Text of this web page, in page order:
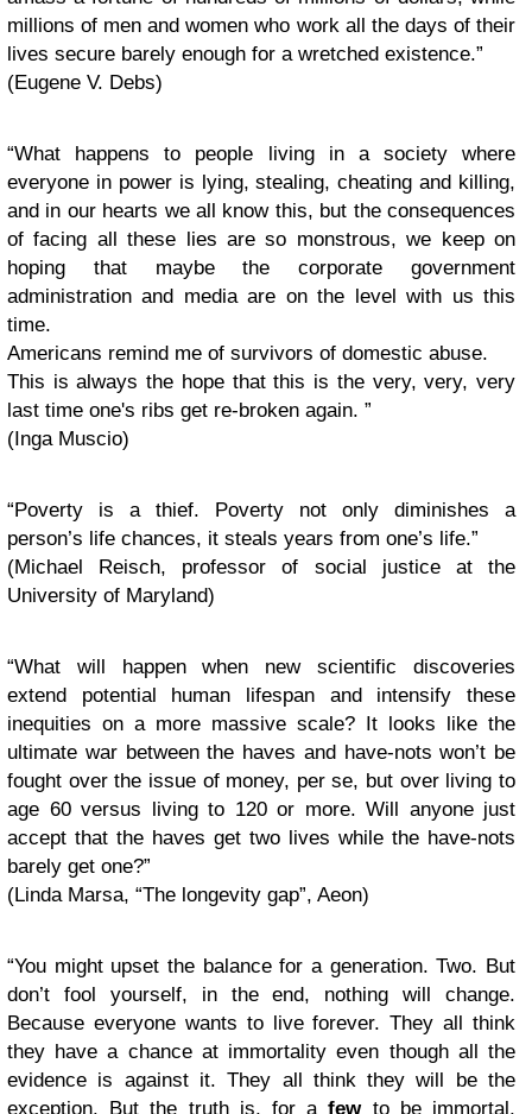
millions of men and women who work all the days of their
lives secure barely enough for a wretched existence.”
(Eugene V. Debs)
“What happens to people living in a society where
everyone in power is lying, stealing, cheating and killing,
and in our hearts we all know this, but the consequences
of facing all these lies are so monstrous, we keep on
hoping that maybe the corporate government
administration and media are on the level with us this
time.
Americans remind me of survivors of domestic abuse.
This is always the hope that this is the very, very, very
last time one's ribs get re-broken again. ”
(Inga Muscio)
“Poverty is a thief. Poverty not only diminishes a
person’s life chances, it steals years from one’s life.”
(Michael Reisch, professor of social justice at the
University of Maryland)
“What will happen when new scientific discoveries
extend potential human lifespan and intensify these
inequities on a more massive scale? It looks like the
ultimate war between the haves and have-nots won’t be
fought over the issue of money, per se, but over living to
age 60 versus living to 120 or more. Will anyone just
accept that the haves get two lives while the have-nots
barely get one?”
(Linda Marsa, “The longevity gap”, Aeon)
“You might upset the balance for a generation. Two. But
don’t fool yourself, in the end, nothing will change.
Because everyone wants to live forever. They all think
they have a chance at immortality even though all the
evidence is against it. They all think they will be the
exception. But the truth is, for afewto be immortal,